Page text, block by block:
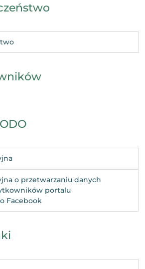
o przetwarzaniu danych
portalu
Facebook